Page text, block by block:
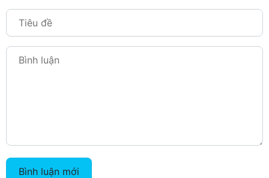
Bình luận mới